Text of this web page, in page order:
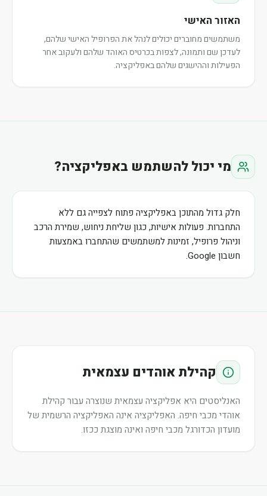
האזור האישי
משתמשים מחוברים יכולים לנהל את הפרופיל האישי שלהם,
לעדכן שם ותמונה, לצפות בכרטיס האוהד שלהם ולעקוב אחר
הפעילות וההישגים שלהם באפליקציה.
מי יכול להשתמש באפליקציה?
חלק גדול מהתוכן באפליקציה פתוח לצפייה גם ללא
התחברות. פעולות אישיות, כגון שליחת ניחוש, שמירת הרכב
וניהול פרופיל, זמינות למשתמשים שהתחברו באמצעות
חשבון Google.
קהילת אוהדים עצמאית
האנליסטים היא אפליקציה עצמאית שנוצרה עבור קהילת
אוהדי מכבי חיפה. האפליקציה אינה האפליקציה הרשמית של
מועדון הכדורגל מכבי חיפה ואינה מוצגת ככזו.